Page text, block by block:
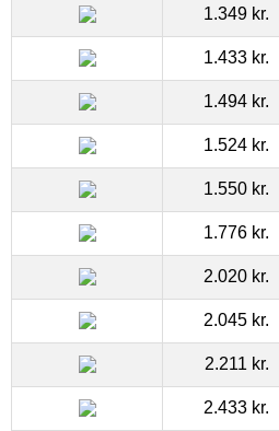
1.349 kr.
1.433 kr.
1.494 kr.
1.524 kr.
1.550 kr.
1.776 kr.
2.020 kr.
2.045 kr.
2.211 kr.
2.433 kr.